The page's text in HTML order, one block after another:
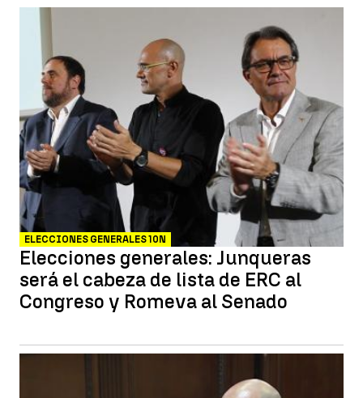
ELECCIONES GENERALES 10N
Elecciones generales: Junqueras
será el cabeza de lista de ERC al
Congreso y Romeva al Senado